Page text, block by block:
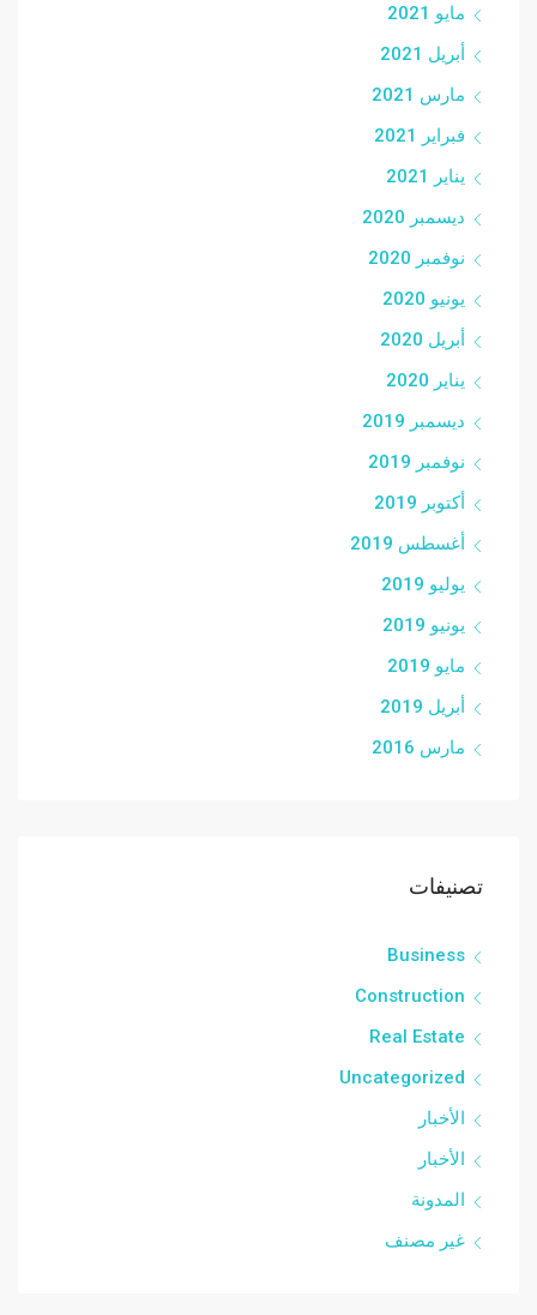
مايو 2021
أبريل 2021
مارس 2021
فبراير 2021
يناير 2021
ديسمبر 2020
نوفمبر 2020
يونيو 2020
أبريل 2020
يناير 2020
ديسمبر 2019
نوفمبر 2019
أكتوبر 2019
أغسطس 2019
يوليو 2019
يونيو 2019
مايو 2019
أبريل 2019
مارس 2016
تصنيفات
Business
Construction
Real Estate
Uncategorized
الأخبار
الأخبار
المدونة
غير مصنف